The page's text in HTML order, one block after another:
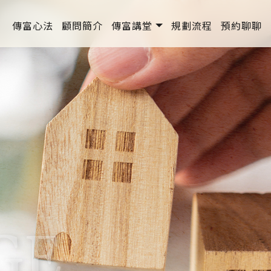
傳富心法 顧問簡介 傳富講堂 規劃流程 預約聊聊